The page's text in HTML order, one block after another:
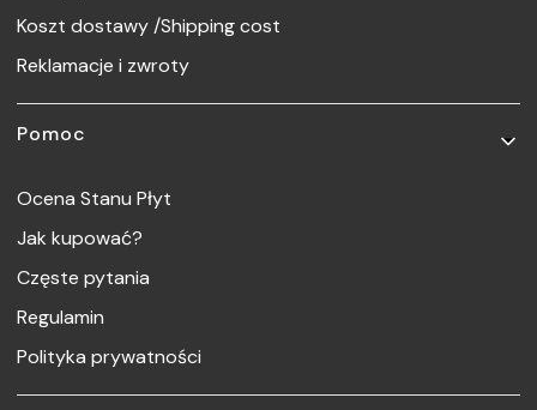
Koszt dostawy /Shipping cost
Reklamacje i zwroty
Pomoc
Ocena Stanu Płyt
Jak kupować?
Częste pytania
Regulamin
Polityka prywatności